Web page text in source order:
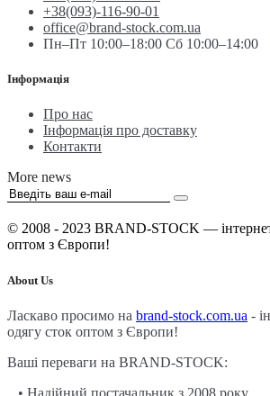
+38(093)-116-90-01
office@brand-stock.com.ua
Пн–Пт 10:00–18:00 Сб 10:00–14:00
Інформація
Про нас
Інформація про доставку
Контакти
More news
© 2008 - 2023 BRAND-STOCK —
оптом з Європи!
About Us
Ласкаво просимо на brand-stock.com.ua -
одягу сток оптом з Європи!
Ваші переваги на BRAND-STOCK:
• Надійний постачальник з 2008 року